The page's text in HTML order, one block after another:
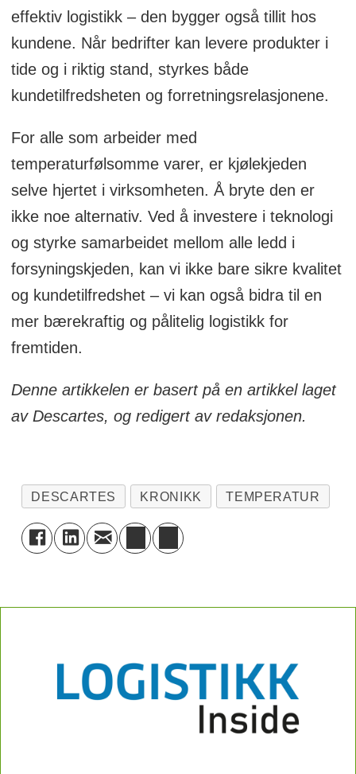
effektiv logistikk – den bygger også tillit hos
kundene. Når bedrifter kan levere produkter i
tide og i riktig stand, styrkes både
kundetilfredsheten og forretningsrelasjonene.
For alle som arbeider med
temperaturfølsomme varer, er kjølekjeden
selve hjertet i virksomheten. Å bryte den er
ikke noe alternativ. Ved å investere i teknologi
og styrke samarbeidet mellom alle ledd i
forsyningskjeden, kan vi ikke bare sikre kvalitet
og kundetilfredshet – vi kan også bidra til en
mer bærekraftig og pålitelig logistikk for
fremtiden.
Denne artikkelen er basert på en artikkel laget
av Descartes, og redigert av redaksjonen.
DESCARTES KRONIKK TEMPERATUR